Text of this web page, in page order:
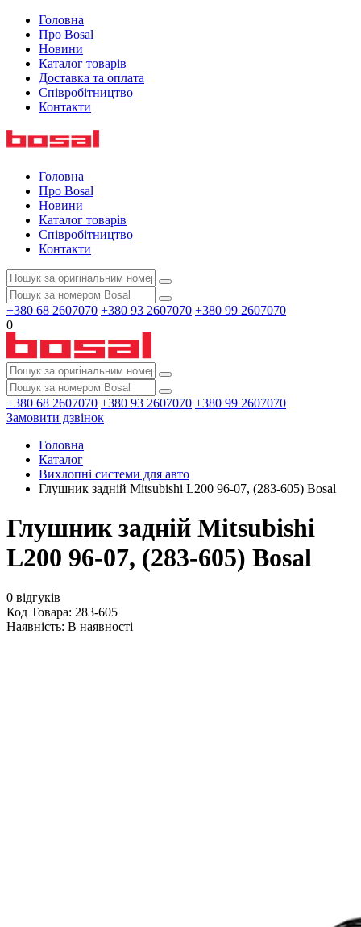
Головна
Про Bosal
Новини
Каталог товарів
Доставка та оплата
Співробітництво
Контакти
Головна
Про Bosal
Новини
Каталог товарів
Співробітництво
Контакти
+380 68 2607070 +380 93 2607070 +380 99 2607070
0
+380 68 2607070 +380 93 2607070 +380 99 2607070
Замовити дзвінок
Головна
Каталог
Вихлопні системи для авто
Глушник задній Mitsubishi L200 96-07, (283-605) Bosal
Глушник задній Mitsubishi
L200 96-07, (283-605) Bosal
0 відгуків
Код Товара: 283-605
Наявність: В наявності